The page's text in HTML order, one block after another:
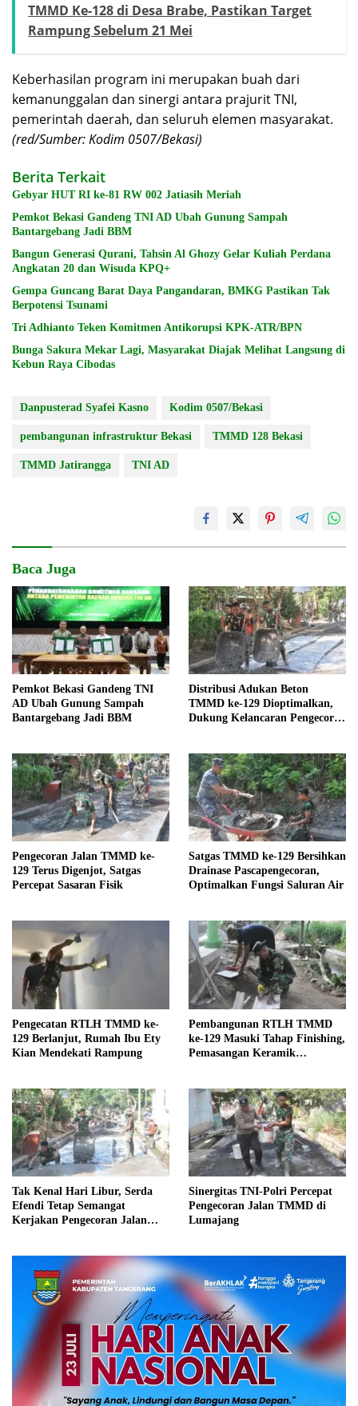
TMMD Ke-128 di Desa Brabe, Pastikan Target
Rampung Sebelum 21 Mei
Keberhasilan program ini merupakan buah dari
kemanunggalan dan sinergi antara prajurit TNI,
pemerintah daerah, dan seluruh elemen masyarakat.
(red/Sumber: Kodim 0507/Bekasi)
Berita Terkait
Gebyar HUT RI ke-81 RW 002 Jatiasih Meriah
Pemkot Bekasi Gandeng TNI AD Ubah Gunung Sampah
Bantargebang Jadi BBM
Bangun Generasi Qurani, Tahsin Al Ghozy Gelar Kuliah Perdana
Angkatan 20 dan Wisuda KPQ+
Gempa Guncang Barat Daya Pangandaran, BMKG Pastikan Tak
Berpotensi Tsunami
Tri Adhianto Teken Komitmen Antikorupsi KPK-ATR/BPN
Bunga Sakura Mekar Lagi, Masyarakat Diajak Melihat Langsung di
Kebun Raya Cibodas
Danpusterad Syafei Kasno Kodim 0507/Bekasi
pembangunan infrastruktur Bekasi TMMD 128 Bekasi
TMMD Jatirangga TNI AD
Baca Juga
Pemkot Bekasi Gandeng TNI
AD Ubah Gunung Sampah
Bantargebang Jadi BBM
Distribusi Adukan Beton
TMMD ke-129 Dioptimalkan,
Dukung Kelancaran Pengecoran
Pengecoran Jalan TMMD ke-
129 Terus Digenjot, Satgas
Percepat Sasaran Fisik
Satgas TMMD ke-129 Bersihkan
Drainase Pascapengecoran,
Optimalkan Fungsi Saluran Air
Pengecatan RTLH TMMD ke-
129 Berlanjut, Rumah Ibu Ety
Kian Mendekati Rampung
Pembangunan RTLH TMMD
ke-129 Masuki Tahap Finishing,
Pemasangan Keramik
Tak Kenal Hari Libur, Serda
Efendi Tetap Semangat
Kerjakan Pengecoran Jalan
Sinergitas TNI-Polri Percepat
Pengecoran Jalan TMMD di
Lumajang